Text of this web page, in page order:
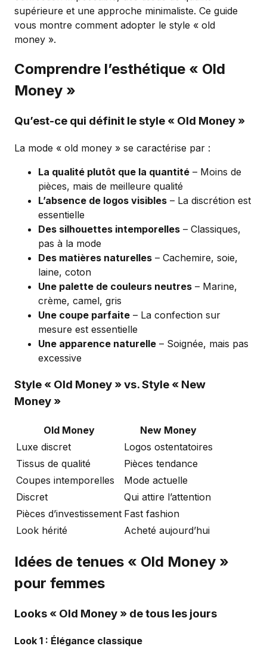
supérieure et une approche minimaliste. Ce guide
vous montre comment adopter le style « old
money ».
Comprendre l’esthétique « Old
Money »
Qu’est-ce qui définit le style « Old Money »
La mode « old money » se caractérise par :
La qualité plutôt que la quantité – Moins de
pièces, mais de meilleure qualité
L’absence de logos visibles – La discrétion est
essentielle
Des silhouettes intemporelles – Classiques,
pas à la mode
Des matières naturelles – Cachemire, soie,
laine, coton
Une palette de couleurs neutres – Marine,
crème, camel, gris
Une coupe parfaite – La confection sur
mesure est essentielle
Une apparence naturelle – Soignée, mais pas
excessive
Style « Old Money » vs. Style « New
Money »
Old Money
New Money
Luxe discret
Logos ostentatoires
Tissus de qualité
Pièces tendance
Coupes intemporelles
Mode actuelle
Discret
Qui attire l’attention
Pièces d’investissement Fast fashion
Look hérité
Acheté aujourd’hui
Idées de tenues « Old Money »
pour femmes
Looks « Old Money » de tous les jours
Look 1 : Élégance classique